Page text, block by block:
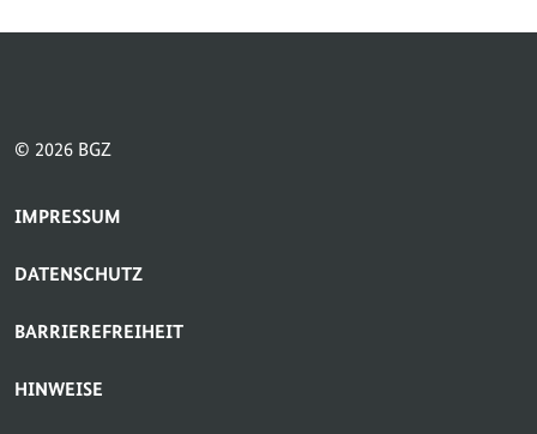
© 2026 BGZ
SERVICE-NAVIGATION FUSSBEREICH
IMPRESSUM
DATENSCHUTZ
BARRIEREFREIHEIT
HINWEISE